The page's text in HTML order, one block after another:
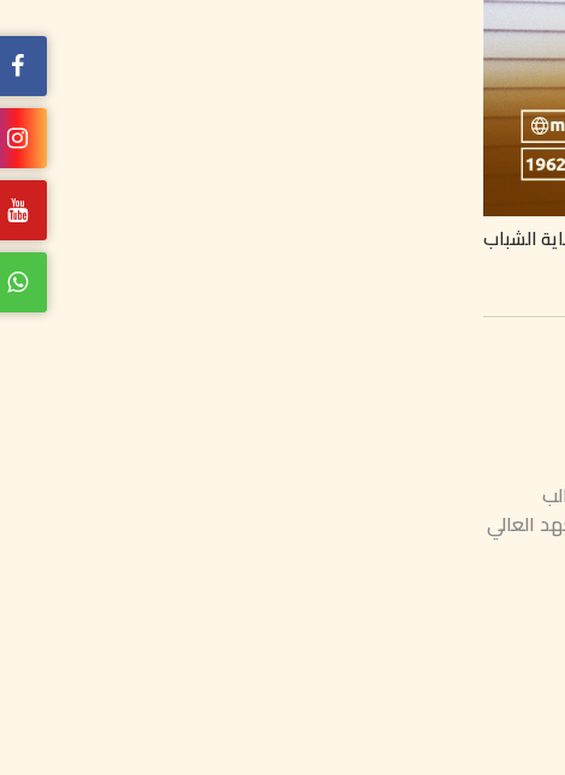
الشباب
بالمعهد العالي